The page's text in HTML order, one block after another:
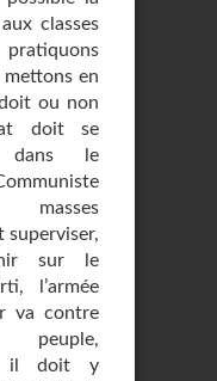
classes
en
ou non
doit se
dans le
masses
superviser,
sur le
l’armée
va contre
il doit y